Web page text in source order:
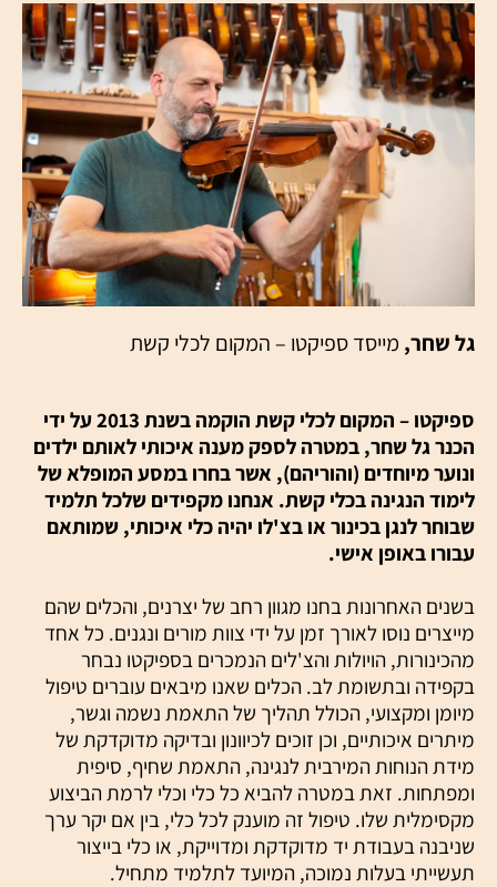
גל שחר, מייסד ספיקטו – המקום לכלי קשת
ספיקטו
– המקום לכלי קשת הוקמה בשנת 2013 על ידי
הכנר גל שחר, במטרה לספק מענה איכותי לאותם ילדים
ונוער מיוחדים (והוריהם), אשר בחרו במסע המופלא של
לימוד הנגינה בכלי קשת. אנחנו מקפידים שלכל תלמיד
שבוחר לנגן בכינור או בצ'לו יהיה כלי איכותי, שמותאם
עבורו באופן אישי.
בשנים האחרונות בחנו מגוון רחב של יצרנים, והכלים שהם
מייצרים נוסו לאורך זמן על ידי צוות מורים ונגנים. כל אחד
מהכינורות, הויולות והצ'לים הנמכרים בספיקטו נבחר
בקפידה ובתשומת לב. הכלים שאנו מיבאים עוברים טיפול
מיומן ומקצועי, הכולל תהליך של התאמת נשמה וגשר,
מיתרים איכותיים, וכן זוכים לכיוונון ובדיקה מדוקדקת של
מידת הנוחות המירבית לנגינה, התאמת שחיף, סיפית
ומפתחות. זאת במטרה להביא כל כלי וכלי לרמת הביצוע
מקסימלית שלו. טיפול זה מוענק לכל כלי, בין אם יקר ערך
שניבנה בעבודת יד מדוקדקת ומדוייקת, או כלי בייצור
תעשייתי בעלות נמוכה, המיועד לתלמיד מתחיל.